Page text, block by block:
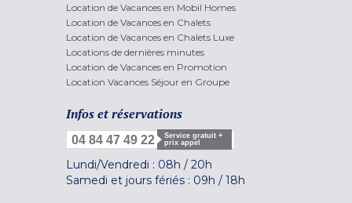
Location de Vacances en Mobil Homes
Location de Vacances en Chalets
Location de Vacances en Chalets Luxe
Locations de dernières minutes
Location de Vacances en Promotion
Location Vacances Séjour en Groupe
Infos et réservations
04 84 47 49 22
Service gratuit +
prix appel
Lundi/Vendredi : 08h / 20h
Samedi et jours fériés : 09h / 18h